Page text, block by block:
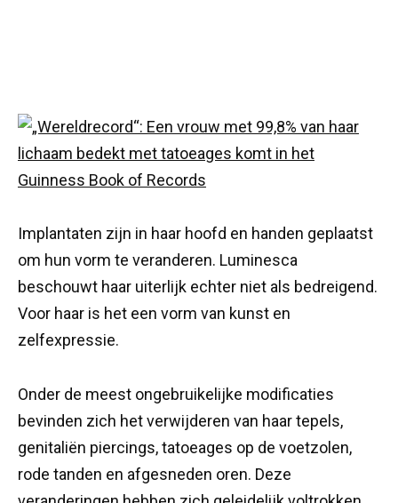
Implantaten zijn in haar hoofd en handen geplaatst
om hun vorm te veranderen. Luminesca
beschouwt haar uiterlijk echter niet als bedreigend.
Voor haar is het een vorm van kunst en
zelfexpressie.
Onder de meest ongebruikelijke modificaties
bevinden zich het verwijderen van haar tepels,
genitaliën piercings, tatoeages op de voetzolen,
rode tanden en afgesneden oren. Deze